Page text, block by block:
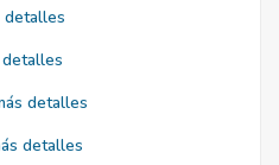
detalles
detalles
detalles
detalles